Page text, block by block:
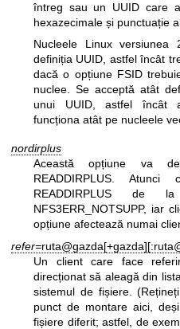
întreg sau un UUID care
hexazecimale și punctuație
Nucleele Linux
definiția UUID, astfel încât
dacă o opțiune FSID
nuclee. Se acceptă atât
unui UUID, astfel încât
funcționa atât pe nucleele
nordirplus
Această opțiune va
READDIRPLUS.
READDIRPLUS de
NFS3ERR_NOTSUPP, iar
opțiune afectează numai
refer=
Un client care face
direcționat să aleagă din
sistemul de fișiere.
punct de montare aici,
fișiere diferit; astfel, de